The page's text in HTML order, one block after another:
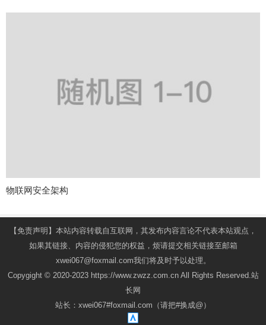
物联网安全架构
【免责声明】本站内容转载自互联网，其发布内容言论不代表本站观点，
如果其链接、内容的侵犯您的权益，烦请提交相关链接至邮箱
xwei067@foxmail.com我们将及时予以处理。
Copygight © 2020-2023 https://www.zwzz.com.cn All Rights Reserved.站
长网
站长：xwei067#foxmail.com（请把#换成@）